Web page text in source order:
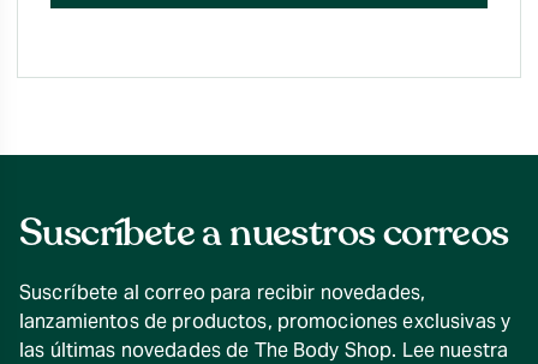
Suscríbete a nuestros correos
Suscríbete al correo para recibir novedades,
lanzamientos de productos, promociones exclusivas y
las últimas novedades de The Body Shop. Lee nuestra